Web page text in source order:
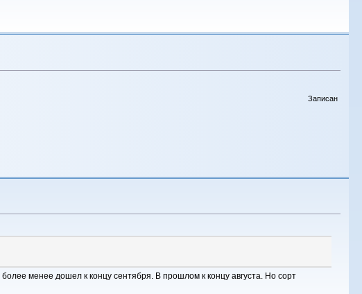
Записан
менее дошел к концу сентября. В прошлом к концу августа. Но сорт